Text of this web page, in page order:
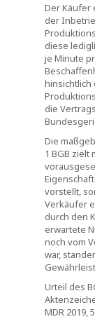
Der Käufer
der
diese
je Minute
hinsichtlich
die
Die
1 BGB zielt
vorstellt,
Verkäufer
durch den
erwartete
noch vom
war,
Urteil des
MDR 2019,